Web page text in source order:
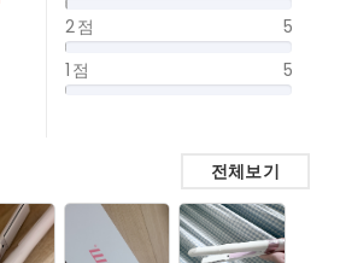
2 점
5
1 점
5
전체보기